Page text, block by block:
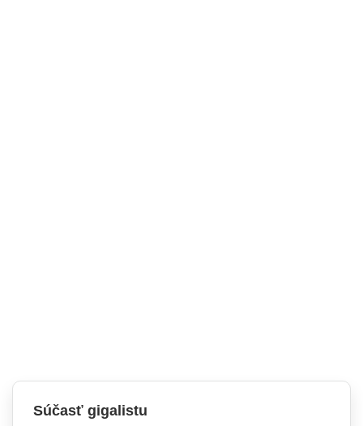
Súčasť gigalistu